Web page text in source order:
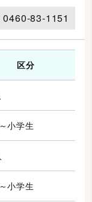
0460-83-1151
区分
小学生
小学生